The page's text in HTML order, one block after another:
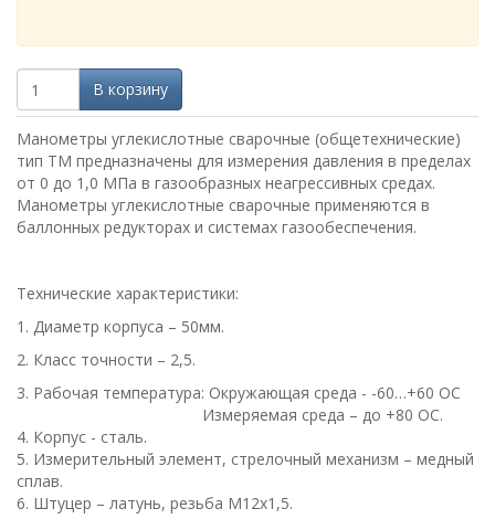
В корзину
Манометры углекислотные сварочные (общетехнические)
тип ТМ предназначены для измерения давления в пределах
от 0 до 1,0 МПа в газообразных неагрессивных средах.
Манометры углекислотные сварочные применяются в
баллонных редукторах и системах газообеспечения.
Технические характеристики:
1. Диаметр корпуса – 50мм.
2. Класс точности – 2,5.
3. Рабочая температура: Окружающая среда - -60…+60 ОС
Измеряемая среда – до +80 ОС.
4. Корпус - сталь.
5. Измерительный элемент, стрелочный механизм – медный
сплав.
6. Штуцер – латунь, резьба М12х1,5.